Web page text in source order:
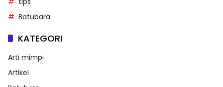
Batubara
KATEGORI
Arti mimpi
Artikel